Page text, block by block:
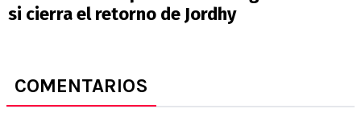
si cierra el retorno de Jordhy
COMENTARIOS